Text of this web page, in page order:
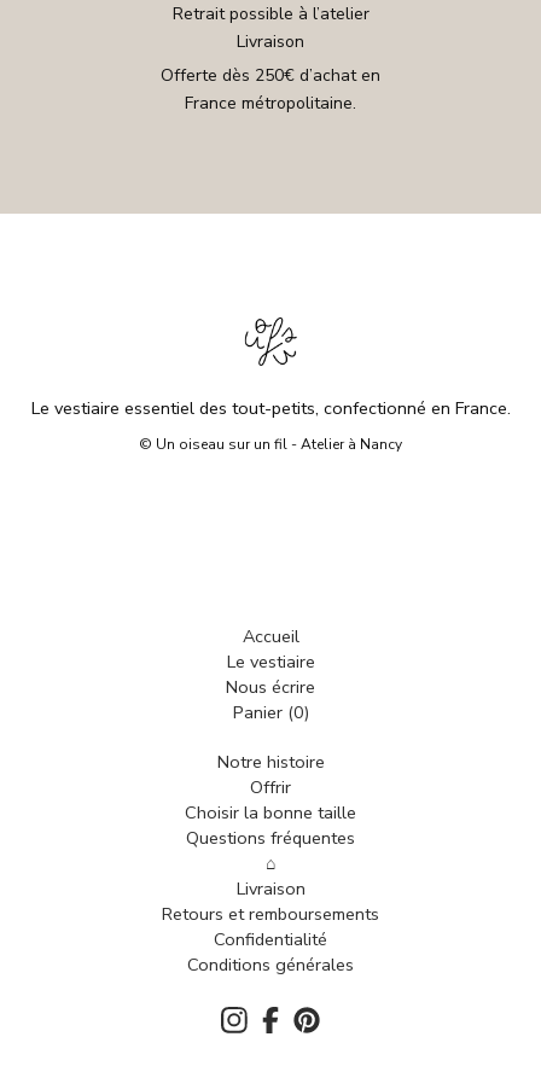
Retrait possible à l’atelier
Livraison
Offerte dès 250€ d’achat en
France métropolitaine.
Le vestiaire essentiel des tout-petits, confectionné en France.
© Un oiseau sur un fil - Atelier à Nancy
Accueil
Le vestiaire
Nous écrire
Panier (0)
Notre histoire
Offrir
Choisir la bonne taille
Questions fréquentes
⌂
Livraison
Retours et remboursements
Confidentialité
Conditions générales